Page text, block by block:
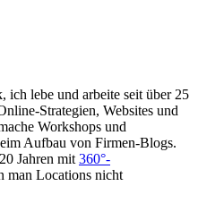
lebe und arbeite seit über 25
Strategien, Websites und
Workshops und
Aufbau von Firmen-Blogs.
Jahren mit 360°-
man Locations nicht